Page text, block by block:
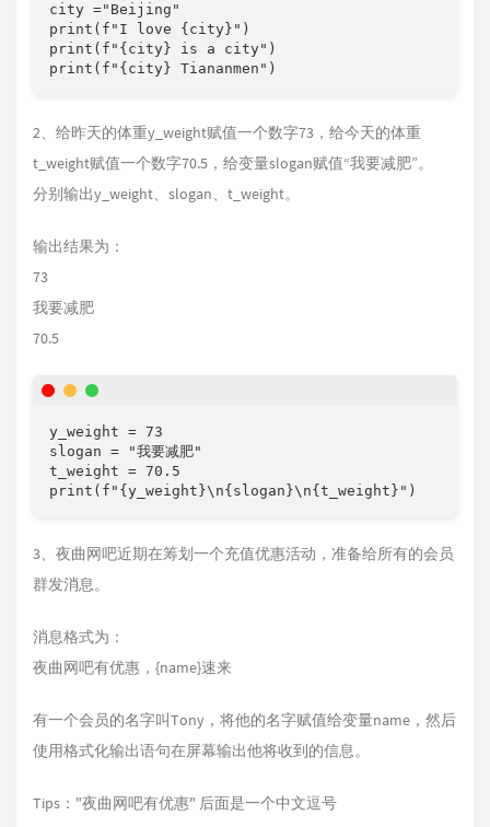
city ="Beijing"
print(f"I love {city}")
print(f"{city} is a city")
print(f"{city} Tiananmen")
2、给昨天的体重y_weight赋值一个数字73，给今天的体重
t_weight赋值一个数字70.5，给变量slogan赋值“我要减肥”。
分别输出y_weight、slogan、t_weight。
输出结果为：
73
我要减肥
70.5
y_weight = 73
slogan = "我要减肥"
t_weight = 70.5
print(f"{y_weight}\n{slogan}\n{t_weight}")
3、夜曲网吧近期在筹划一个充值优惠活动，准备给所有的会员
群发消息。
消息格式为：
夜曲网吧有优惠，{name}速来
有一个会员的名字叫Tony，将他的名字赋值给变量name，然后
使用格式化输出语句在屏幕输出他将收到的信息。
Tips："夜曲网吧有优惠" 后面是一个中文逗号